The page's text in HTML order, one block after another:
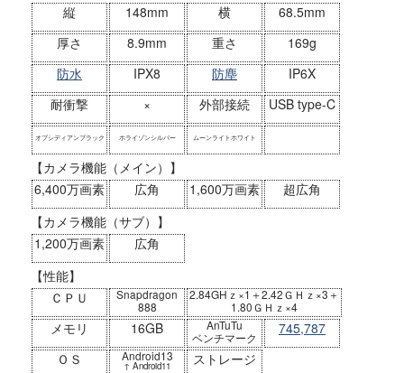
縦
148mm 横
68.5mm
厚さ
8.9mm 重さ
169g
防水
IPX8 防塵
IP6X
耐衝撃
× 外部接続 USB type-C
オブシディアンブラック ホライゾンシルバー ムーンライトホワイト
【カメラ機能（メイン）】
6,400万画素
広角 1,600万画素
超広角
【カメラ機能（サブ）】
1,200万画素
広角
【性能】
ＣＰＵ
Snapdragon
888
2.84GHｚ×1＋2.42ＧＨｚ×3＋
1.80ＧＨｚ×4
メモリ 16GB
AnTuTu
ベンチマーク
745,787
ＯＳ
Android13
↑ Android11 ストレージ